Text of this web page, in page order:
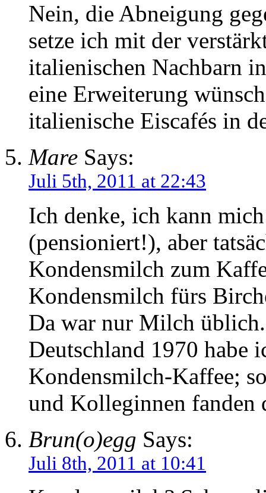
Nein, die Abneigung
setze ich mit der
italienischen Nachbarn
eine Erweiterung
italienische Eiscafés in
Mare Says:
Juli 5th, 2011 at 22:43
Ich denke, ich kann
(pensioniert!), aber
Kondensmilch zum
Kondensmilch fürs
Da war nur Milch
Deutschland 1970 habe
Kondensmilch-Kaffee;
und Kolleginnen fanden
Brun(o)egg Says:
Juli 8th, 2011 at 10:41